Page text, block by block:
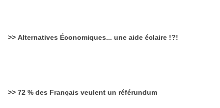
>> Alternatives Économiques... une aide éclaire !?!
>> 72 % des Français veulent un référundum